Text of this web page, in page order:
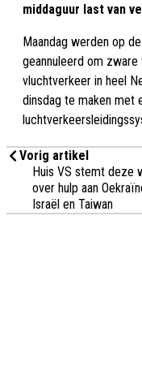
middaguur last van
Maandag werden op
geannuleerd om
vluchtverkeer in heel
dinsdag te maken met
Vorig artikel
Huis VS stemt deze
over hulp aan
Israël en Taiwan